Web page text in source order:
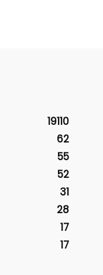
19110
62
55
52
31
28
17
17